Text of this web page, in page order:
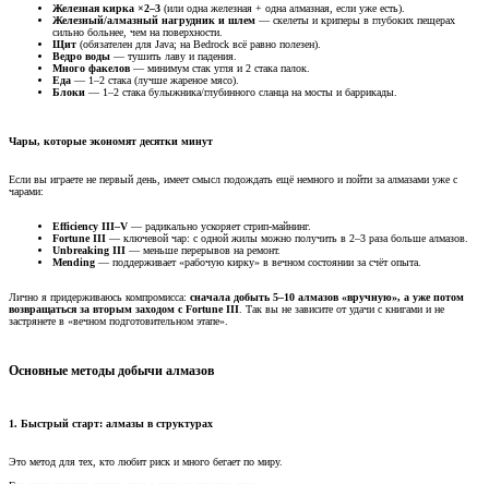
Железная кирка ×2–3 (или одна железная + одна алмазная, если уже есть).
Железный/алмазный нагрудник и шлем — скелеты и криперы в глубоких пещерах
сильно больнее, чем на поверхности.
Щит (обязателен для Java; на Bedrock всё равно полезен).
Ведро воды — тушить лаву и падения.
Много факелов — минимум стак угля и 2 стака палок.
Еда — 1–2 стака (лучше жареное мясо).
Блоки — 1–2 стака булыжника/глубинного сланца на мосты и баррикады.
Чары, которые экономят десятки минут​
Если вы играете не первый день, имеет смысл подождать ещё немного и пойти за алмазами уже с
чарами:
Efficiency III–V — радикально ускоряет стрип-майнинг.
Fortune III — ключевой чар: с одной жилы можно получить в 2–3 раза больше алмазов.
Unbreaking III — меньше перерывов на ремонт.
Mending — поддерживает «рабочую кирку» в вечном состоянии за счёт опыта.
Лично я придерживаюсь компромисса: сначала добыть 5–10 алмазов «вручную», а уже потом
возвращаться за вторым заходом с Fortune III. Так вы не зависите от удачи с книгами и не
застрянете в «вечном подготовительном этапе».
Основные методы добычи алмазов​
1. Быстрый старт: алмазы в структурах​
Это метод для тех, кто любит риск и много бегает по миру.